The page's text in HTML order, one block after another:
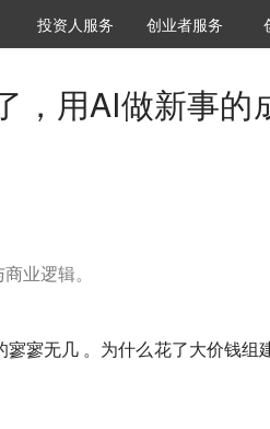
VClub投资机构库
投资机构职位推介
投资人服务 创投氪堂
创业者服务
，用AI做新事的
业逻辑。
寥无几 。为什么花了大价钱组